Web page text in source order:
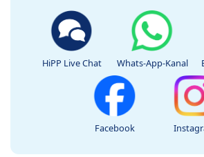
HiPP Live Chat Whats-App-Kanal
Facebook